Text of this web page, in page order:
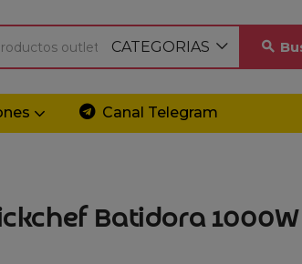
CATEGORIAS
Canal Telegram
Batidora 1000W |